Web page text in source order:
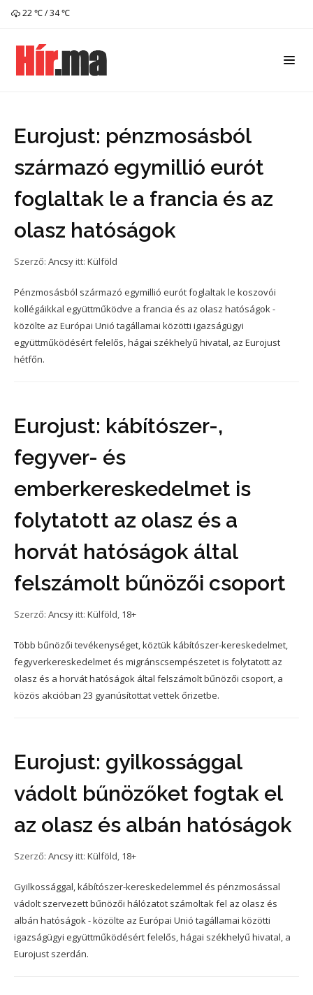
22 ℃ / 34 ℃
Eurojust: pénzmosásból
származó egymillió eurót
foglaltak le a francia és az
olasz hatóságok
Szerző: Ancsy itt: Külföld
Pénzmosásból származó egymillió eurót foglaltak le koszovói
kollégáikkal együttműködve a francia és az olasz hatóságok -
közölte az Európai Unió tagállamai közötti igazságügyi
együttműködésért felelős, hágai székhelyű hivatal, az Eurojust
hétfőn.
Eurojust: kábítószer-,
fegyver- és
emberkereskedelmet is
folytatott az olasz és a
horvát hatóságok által
felszámolt bűnözői csoport
Szerző: Ancsy itt: Külföld, 18+
Több bűnözői tevékenységet, köztük kábítószer-kereskedelmet,
fegyverkereskedelmet és migránscsempészetet is folytatott az
olasz és a horvát hatóságok által felszámolt bűnözői csoport, a
közös akcióban 23 gyanúsítottat vettek őrizetbe.
Eurojust: gyilkossággal
vádolt bűnözőket fogtak el
az olasz és albán hatóságok
Szerző: Ancsy itt: Külföld, 18+
Gyilkossággal, kábítószer-kereskedelemmel és pénzmosással
vádolt szervezett bűnözői hálózatot számoltak fel az olasz és
albán hatóságok - közölte az Európai Unió tagállamai közötti
igazságügyi együttműködésért felelős, hágai székhelyű hivatal, a
Eurojust szerdán.